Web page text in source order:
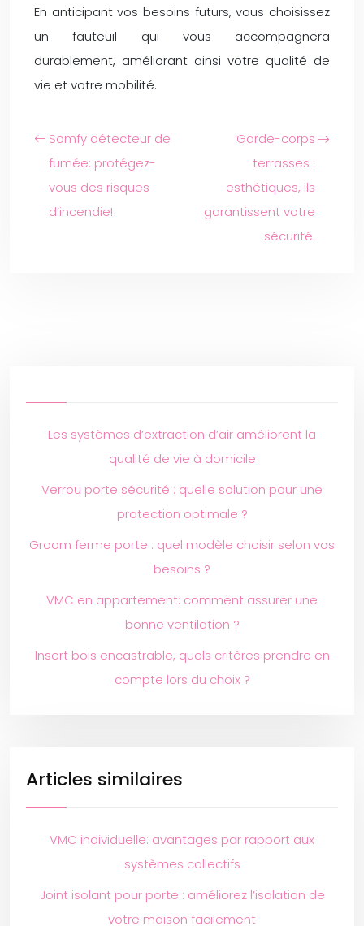
En anticipant vos besoins futurs, vous choisissez
un fauteuil qui vous accompagnera
durablement, améliorant ainsi votre qualité de
vie et votre mobilité.
Somfy détecteur de
fumée: protégez-
vous des risques
d’incendie!
Garde-corps
terrasses :
esthétiques, ils
garantissent votre
sécurité.
Les systèmes d’extraction d’air améliorent la
qualité de vie à domicile
Verrou porte sécurité : quelle solution pour une
protection optimale ?
Groom ferme porte : quel modèle choisir selon vos
besoins ?
VMC en appartement: comment assurer une
bonne ventilation ?
Insert bois encastrable, quels critères prendre en
compte lors du choix ?
Articles similaires
VMC individuelle: avantages par rapport aux
systèmes collectifs
Joint isolant pour porte : améliorez l’isolation de
votre maison facilement